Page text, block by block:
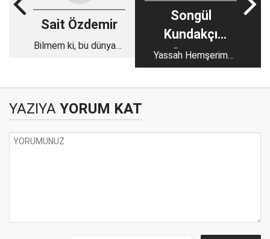
Sait Özdemir
Bilmem ki, bu dünyaya
Songül
Kundakçı
Cansız
Yassah Hemşerim
Yassah!
YAZIYA YORUM KAT